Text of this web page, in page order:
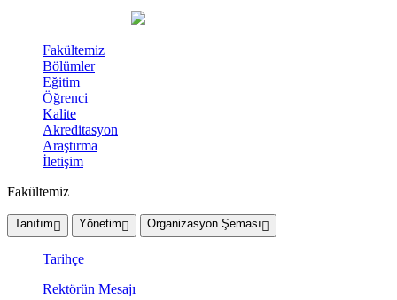
Fakültemiz
Bölümler
Eğitim
Öğrenci
Kalite
Akreditasyon
Araştırma
İletişim
Fakültemiz
Tanıtım Yönetim Organizasyon Şeması
Tarihçe
Rektörün Mesajı